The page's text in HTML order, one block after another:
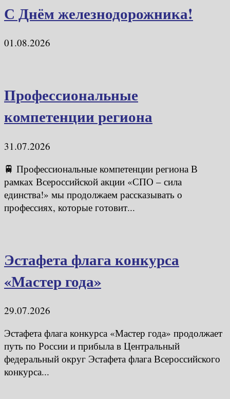
С Днём железнодорожника!
01.08.2026
Профессиональные
компетенции региона
31.07.2026
🚆 Профессиональные компетенции региона В
рамках Всероссийской акции «СПО – сила
единства!» мы продолжаем рассказывать о
профессиях, которые готовит...
Эстафета флага конкурса
«Мастер года»
29.07.2026
Эстафета флага конкурса «Мастер года» продолжает
путь по России и прибыла в Центральный
федеральный округ Эстафета флага Всероссийского
конкурса...